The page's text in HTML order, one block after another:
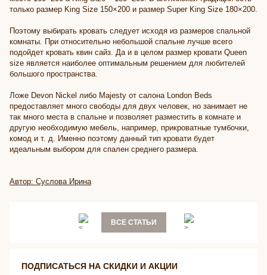
только размер King Size 150×200 и размер Super King Size 180×200.
Поэтому выбирать кровать следует исходя из размеров спальной
комнаты. При относительно небольшой спальне лучше всего
подойдет кровать квин сайз. Да и в целом размер кровати Queen
size является наиболее оптимальным решением для любителей
большого пространства.
Ложе Devon Nickel либо Majesty от салона London Beds
предоставляет много свободы для двух человек, но занимает не
так много места в спальне и позволяет разместить в комнате и
другую необходимую мебель, например, прикроватные тумбочки,
комод и т. д. Именно поэтому данный тип кровати будет
идеальным выбором для спален среднего размера.
Автор: Суслова Ирина
ВСЕ СТАТЬИ
ПОДПИСАТЬСЯ НА СКИДКИ И АКЦИИ